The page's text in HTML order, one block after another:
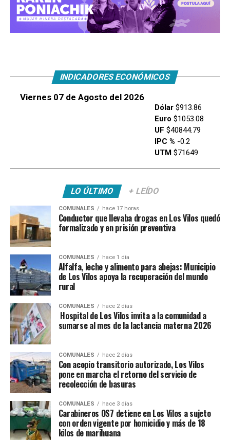
INDICADORES ECONÓMICOS
Viernes 07 de Agosto del 2026
Dólar$913.86
Euro $1053.08
UF $40844.79
IPC % -0.2
UTM$71649
LO ÚLTIMO + LEÍDO
COMUNALES hace 17 horas
Conductor que llevaba drogas en Los Vilos quedó
formalizado y en prisión preventiva
COMUNALES hace 1 día
Alfalfa, leche y alimento para abejas: Municipio
de Los Vilos apoya la recuperación del mundo
rural
COMUNALES hace 2 días
Hospital de Los Vilos invita a la comunidad a
sumarse al mes de la lactancia materna 2026
COMUNALES hace 2 días
Con acopio transitorio autorizado, Los Vilos
pone en marcha el retorno del servicio de
recolección de basuras
COMUNALES hace 3 días
Carabineros OS7 detiene en Los Vilos a sujeto
con orden vigente por homicidio y más de 18
kilos de marihuana